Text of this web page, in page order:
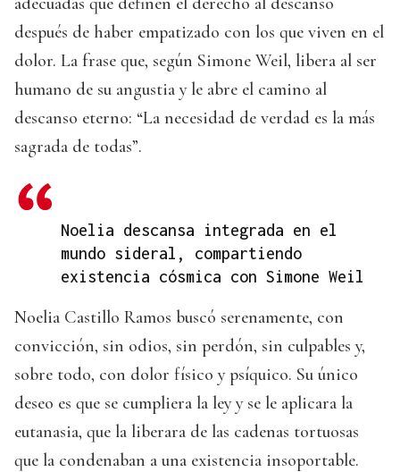
después de haber empatizado con los que viven en el
dolor. La frase que, según Simone Weil, libera al ser
humano de su angustia y le abre el camino al
descanso eterno: “La necesidad de verdad es la más
sagrada de todas”.
Noelia descansa integrada en el
mundo sideral, compartiendo
existencia cósmica con Simone Weil
Noelia Castillo Ramos buscó serenamente, con
convicción, sin odios, sin perdón, sin culpables y,
sobre todo, con dolor físico y psíquico. Su único
deseo es que se cumpliera la ley y se le aplicara la
eutanasia, que la liberara de las cadenas tortuosas
que la condenaban a una existencia insoportable.